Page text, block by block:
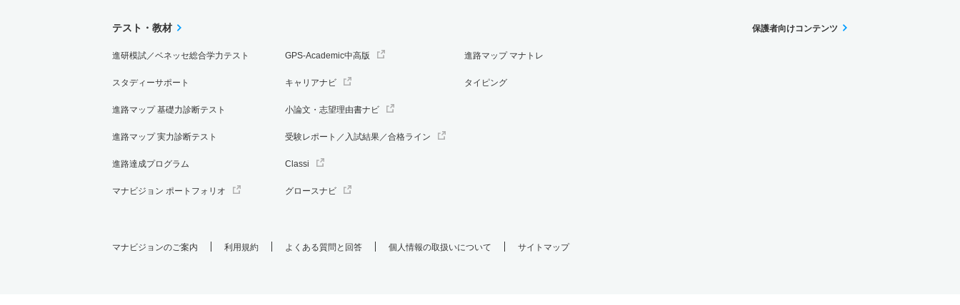
テスト・教材
進研模試／ベネッセ総合学力テスト
スタディーサポート
進路マップ 基礎力診断テスト
進路マップ 実力診断テスト
進路達成プログラム
マナビジョン ポートフォリオ
GPS-Academic中高版
キャリアナビ
小論文・志望理由書ナビ
受験レポート／入試結果／合格ライン
Classi
グロースナビ
進路マップ マナトレ
タイピング
保護者向けコンテンツ
マナビジョンのご案内 利用規約 よくある質問と回答 個人情報の取扱いについて サイトマップ